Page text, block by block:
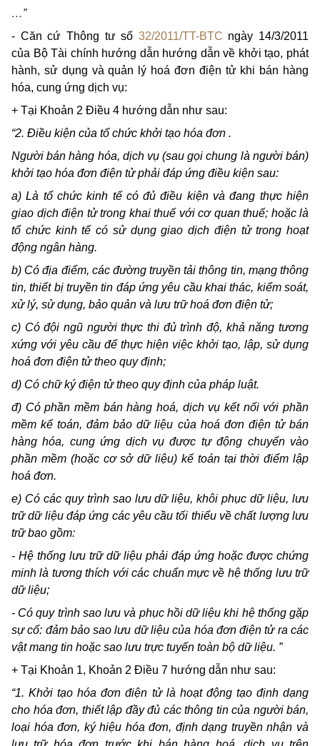
…”
- Căn cứ Thông tư số 32/2011/TT-BTC ngày 14/3/2011
của Bộ Tài chính hướng dẫn hướng dẫn về khởi tạo, phát
hành, sử dụng và quản lý hoá đơn điện tử khi bán hàng
hóa, cung ứng dịch vụ:
+ Tại Khoản 2 Điều 4 hướng dẫn như sau:
“2. Điều kiện của tổ chức khởi tạo hóa đơn .
Người bán hàng hóa, dịch vụ (sau gọi chung là người bán)
khởi tạo hóa đơn điện tử phải đáp ứng điều kiện sau:
a) Là tổ chức kinh tế có đủ điều kiện và đang thực hiện
giao dịch điện tử trong khai thuế với cơ quan thuế; hoặc là
tổ chức kinh tế có sử dụng giao dịch điện tử trong hoạt
động ngân hàng.
b) Có địa điểm, các đường truyền tải thông tin, mạng thông
tin, thiết bị truyền tin đáp ứng yêu cầu khai thác, kiểm soát,
xử lý, sử dụng, bảo quản và lưu trữ hoá đơn điện tử;
c) Có đội ngũ người thực thi đủ trình độ, khả năng tương
xứng với yêu cầu để thực hiện việc khởi tạo, lập, sử dụng
hoá đơn điện tử theo quy định;
d) Có chữ ký điện tử theo quy định của pháp luật.
đ) Có phần mềm bán hàng hoá, dịch vụ kết nối với phần
mềm kế toán, đảm bảo dữ liệu của hoá đơn điện tử bán
hàng hóa, cung ứng dịch vụ được tự động chuyển vào
phần mềm (hoặc cơ sở dữ liệu) kế toán tại thời điểm lập
hoá đơn.
e) Có các quy trình sao lưu dữ liệu, khôi phục dữ liệu, lưu
trữ dữ liệu đáp ứng các yêu cầu tối thiểu về chất lượng lưu
trữ bao gồm:
- Hệ thống lưu trữ dữ liệu phải đáp ứng hoặc được chứng
minh là tương thích với các chuẩn mực về hệ thống lưu trữ
dữ liệu;
- Có quy trình sao lưu và phục hồi dữ liệu khi hệ thống gặp
sự cố: đảm bảo sao lưu dữ liệu của hóa đơn điện tử ra các
vật mang tin hoặc sao lưu trực tuyến toàn bộ dữ liệu. ”
+ Tại Khoản 1, Khoản 2 Điều 7 hướng dẫn như sau:
“1. Khởi tạo hóa đơn điện tử là hoạt động tạo định dạng
cho hóa đơn, thiết lập đầy đủ các thông tin của người bán,
loại hóa đơn, ký hiệu hóa đơn, định dạng truyền nhận và